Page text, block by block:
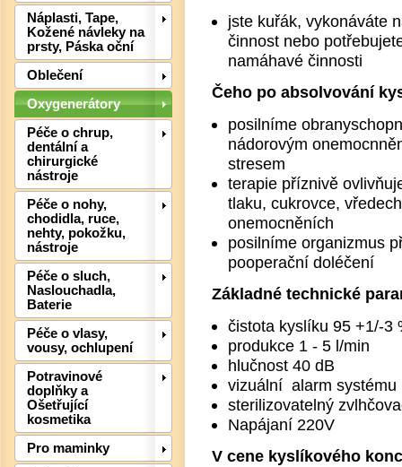
Náplasti, Tape,
Kožené návleky na
prsty, Páska oční
Oblečení
Oxygenerátory
Péče o chrup,
dentální a
chirurgické
nástroje
Péče o nohy,
chodidla, ruce,
nehty, pokožku,
nástroje
Péče o sluch,
Naslouchadla,
Baterie
Péče o vlasy,
vousy, ochlupení
Potravinové
doplňky a
Ošetřující
kosmetika
Pro maminky
jste kuřák, vykonáváte
činnost nebo
namáhavé činnosti
Čeho po absolvování
posilníme
nádorovým
stresem
terapie příznivě
tlaku, cukrovce,
onemocněních
posilníme organizmus
pooperační doléčení
Základné technické
čistota kyslíku 95 +1/-3
produkce 1 - 5 l/min
hlučnost 40 dB
vizuální alarm systému
sterilizovatelný
Napájaní 220V
V cene kyslíkového